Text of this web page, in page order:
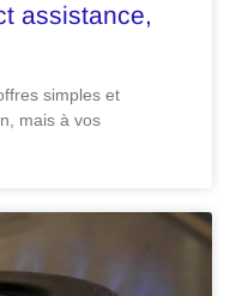
assistance,
simples et
mais à vos